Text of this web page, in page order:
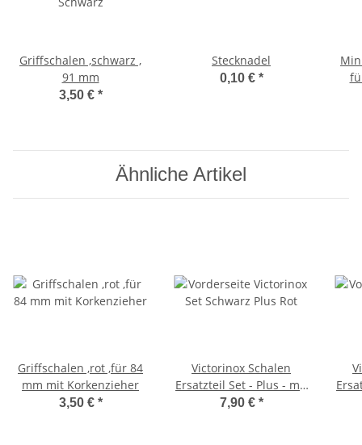
Griffschalen ,schwarz ,
91 mm
3,50 € *
Stecknadel
0,10 € *
Ähnliche Artikel
Griffschalen ,rot ,für 84
mm mit Korkenzieher
3,50 € *
Victorinox Schalen
Ersatzteil Set - Plus - mit
roter Kordel - für 91er
7,90 € *